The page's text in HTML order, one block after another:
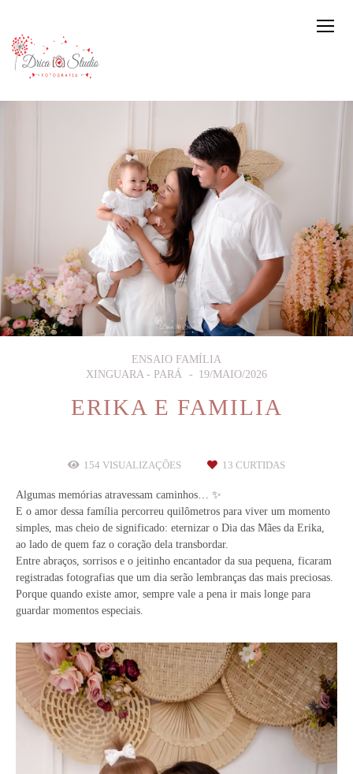
ENSAIO FAMÍLIA
XINGUARA - PARÁ
19/MAIO/2026
ERIKA E FAMILIA
154 VISUALIZAÇÕES 13 CURTIDAS
Algumas memórias atravessam caminhos… ✨
E o amor dessa família percorreu quilômetros para viver um momento
simples, mas cheio de significado: eternizar o Dia das Mães da Erika,
ao lado de quem faz o coração dela transbordar.
Entre abraços, sorrisos e o jeitinho encantador da sua pequena, ficaram
registradas fotografias que um dia serão lembranças das mais preciosas.
Porque quando existe amor, sempre vale a pena ir mais longe para
guardar momentos especiais.